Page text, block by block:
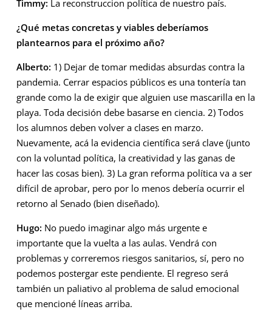
Timmy: La reconstruccion política de nuestro país.
¿Qué metas concretas y viables deberíamos
plantearnos para el próximo año?
Alberto: 1) Dejar de tomar medidas absurdas contra la
pandemia. Cerrar espacios públicos es una tontería tan
grande como la de exigir que alguien use mascarilla en la
playa. Toda decisión debe basarse en ciencia. 2) Todos
los alumnos deben volver a clases en marzo.
Nuevamente, acá la evidencia científica será clave (junto
con la voluntad política, la creatividad y las ganas de
hacer las cosas bien). 3) La gran reforma política va a ser
difícil de aprobar, pero por lo menos debería ocurrir el
retorno al Senado (bien diseñado).
Hugo: No puedo imaginar algo más urgente e
importante que la vuelta a las aulas. Vendrá con
problemas y correremos riesgos sanitarios, sí, pero no
podemos postergar este pendiente. El regreso será
también un paliativo al problema de salud emocional
que mencioné líneas arriba.